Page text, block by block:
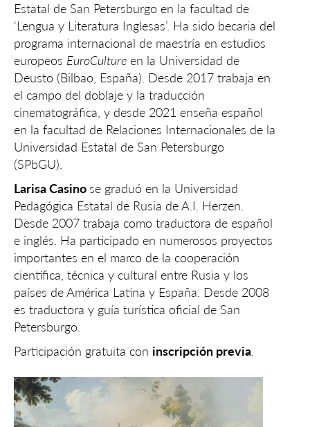
Estatal de San Petersburgo en la facultad de
‘Lengua y Literatura Inglesas’. Ha sido becaria del
programa internacional de maestría en estudios
europeos EuroCulture en la Universidad de
Deusto (Bilbao, España). Desde 2017 trabaja en
el campo del doblaje y la traducción
cinematográfica, y desde 2021 enseña español
en la facultad de Relaciones Internacionales de la
Universidad Estatal de San Petersburgo
(SPbGU).
Larisa Casino se graduó en la Universidad
Pedagógica Estatal de Rusia de A.I. Herzen.
Desde 2007 trabaja como traductora de español
e inglés. Ha participado en numerosos proyectos
importantes en el marco de la cooperación
científica, técnica y cultural entre Rusia y los
países de América Latina y España. Desde 2008
es traductora y guía turística oficial de San
Petersburgo.
Participación gratuita con inscripción previa